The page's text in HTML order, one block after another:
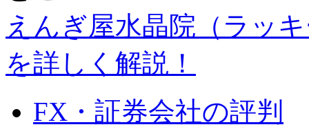
えんぎ屋水晶院（ラッ
を詳しく解説！
FX・証券会社の評判